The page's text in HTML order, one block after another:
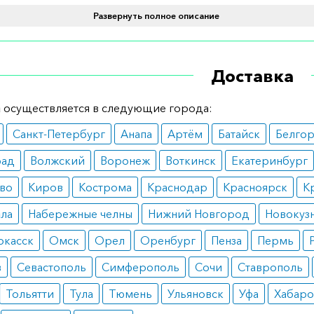
средство может использоваться почти всеми
составляющих и инфекции в острой стадии.
эффекты
большинством пациентов. Однако в
возможно появление отрицательных симптомов. К
эффектам относят аллергию, головокружение и
боль.
доза – 45 мг. Повторно вводят спустя месяц.
кг дозу допускается повышать до 90 мг.
указания
Развернуть полное описание
Доставка
осуществляется в следующие города:
Санкт-Петербург Анапа Артём Батайск
Волжский Воронеж Воткинск Екатеринбург
Киров Кострома Краснодар Красноярск
Набережные челны Нижний Новгород
Омск Орел Оренбург Пенза Пермь
Севастополь Симферополь Сочи Ставрополь
Тольятти Тула Тюмень Ульяновск Уфа